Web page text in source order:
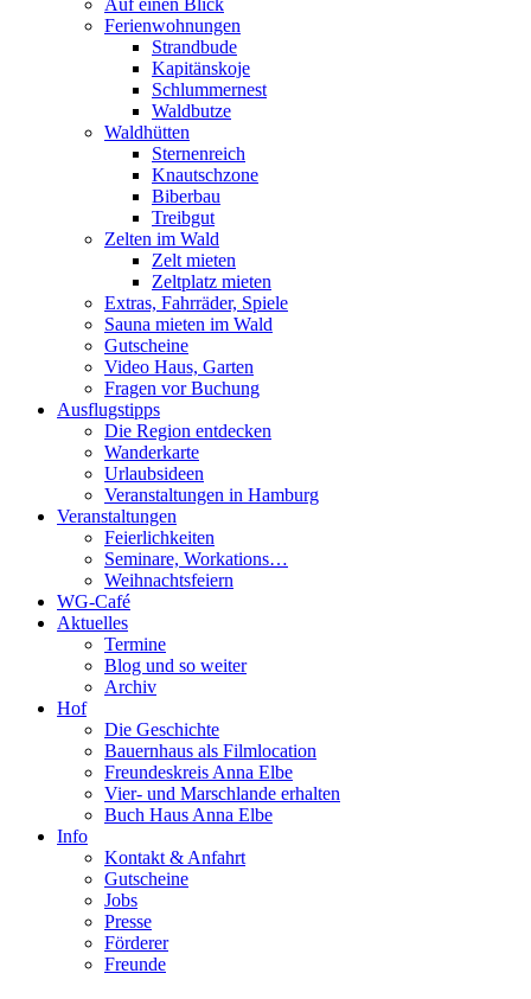
Auf einen Blick
Ferienwohnungen
Strandbude
Kapitänskoje
Schlummernest
Waldbutze
Waldhütten
Sternenreich
Knautschzone
Biberbau
Treibgut
Zelten im Wald
Zelt mieten
Zeltplatz mieten
Extras, Fahrräder, Spiele
Sauna mieten im Wald
Gutscheine
Video Haus, Garten
Fragen vor Buchung
Ausflugstipps
Die Region entdecken
Wanderkarte
Urlaubsideen
Veranstaltungen in Hamburg
Veranstaltungen
Feierlichkeiten
Seminare, Workations…
Weihnachtsfeiern
WG-Café
Aktuelles
Termine
Blog und so weiter
Archiv
Hof
Die Geschichte
Bauernhaus als Filmlocation
Freundeskreis Anna Elbe
Vier- und Marschlande erhalten
Buch Haus Anna Elbe
Info
Kontakt & Anfahrt
Gutscheine
Jobs
Presse
Förderer
Freunde